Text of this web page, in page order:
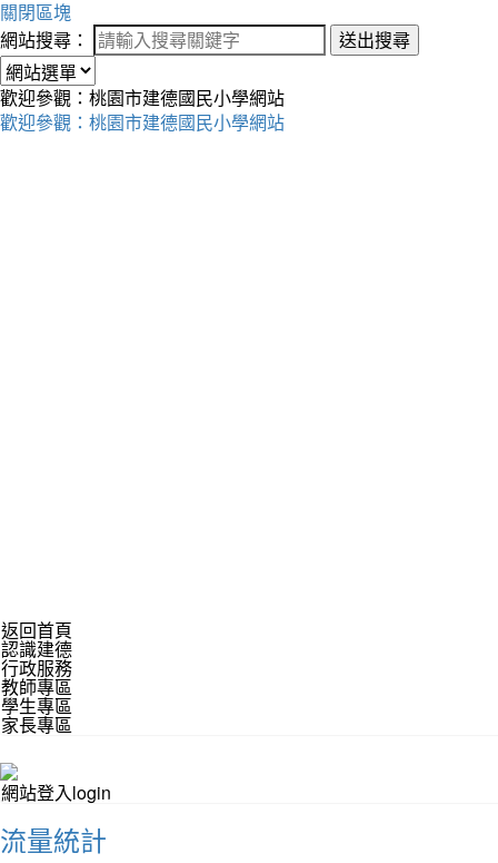
關閉區塊
網站搜尋：
送出搜尋
歡迎參觀：桃園市建德國民小學網站
歡迎參觀：桃園市建德國民小學網站
返回首頁
認識建德
行政服務
教師專區
學生專區
家長專區
網站登入login
流量統計